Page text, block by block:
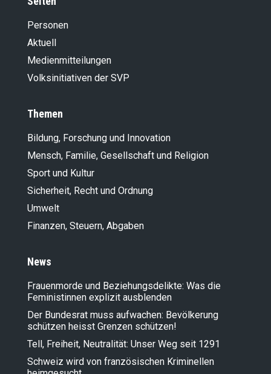
Personen
Aktuell
Medienmitteilungen
Volksinitiativen der SVP
Themen
Bildung, Forschung und Innovation
Mensch, Familie, Gesellschaft und Religion
Sport und Kultur
Sicherheit, Recht und Ordnung
Umwelt
Finanzen, Steuern, Abgaben
News
Frauenmorde und Beziehungsdelikte: Was die
Feministinnen explizit ausblenden
Der Bundesrat muss aufwachen: Bevölkerung
schützen heisst Grenzen schützen!
Tell, Freiheit, Neutralität: Unser Weg seit 1291
Schweiz wird von französischen Kriminellen